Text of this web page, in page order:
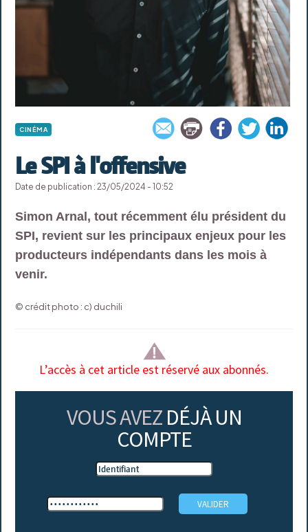
CINÉMA
Le SPI à l'offensive
Date de publication : 23/05/2024 - 10:52
Simon Arnal, tout récemment élu président du
SPI, revient sur les principaux enjeux pour les
producteurs indépendants dans les mois à
venir.
© crédit photo : c) duchili
L’accès à cet article est réservé aux abonnés.
VOUS AVEZ DÉJÀ UN
COMPTE